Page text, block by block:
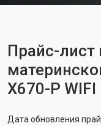
Прайс-лист
X670-P WIFI
Дата обновления